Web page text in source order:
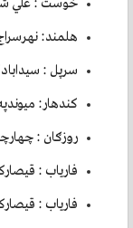
خوست : علي
هلمند:
سرپل :
کندهار: میوندپه جګړه کې
روزګان : چهارچینوکې ۲ګوډاګی عسکر
فاریاب : قیصارکې ۲سېمي له دښمن نه
فارياب :